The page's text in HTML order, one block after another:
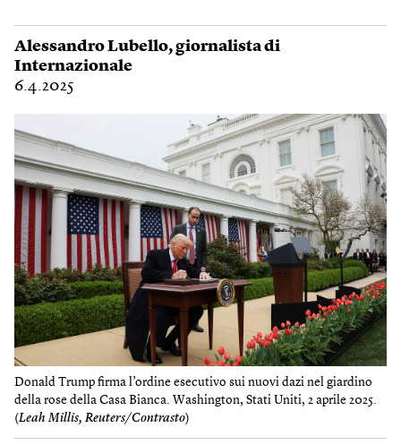
Alessandro Lubello, giornalista di
Internazionale
6.4.2025
Donald Trump firma l’ordine esecutivo sui nuovi dazi nel giardino
della rose della Casa Bianca. Washington, Stati Uniti, 2 aprile 2025.
(Leah Millis, Reuters/Contrasto)